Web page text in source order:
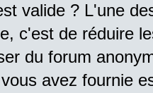
valide ? L'une
c'est de réduire
du forum
avez fournie